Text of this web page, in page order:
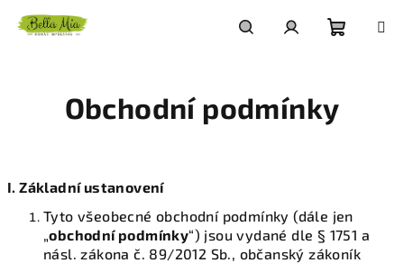
košík
Obchodní podmínky
I. Základní ustanovení
Tyto všeobecné obchodní podmínky (dále jen
„obchodní podmínky“) jsou vydané dle § 1751 a
násl. zákona č. 89/2012 Sb., občanský zákoník